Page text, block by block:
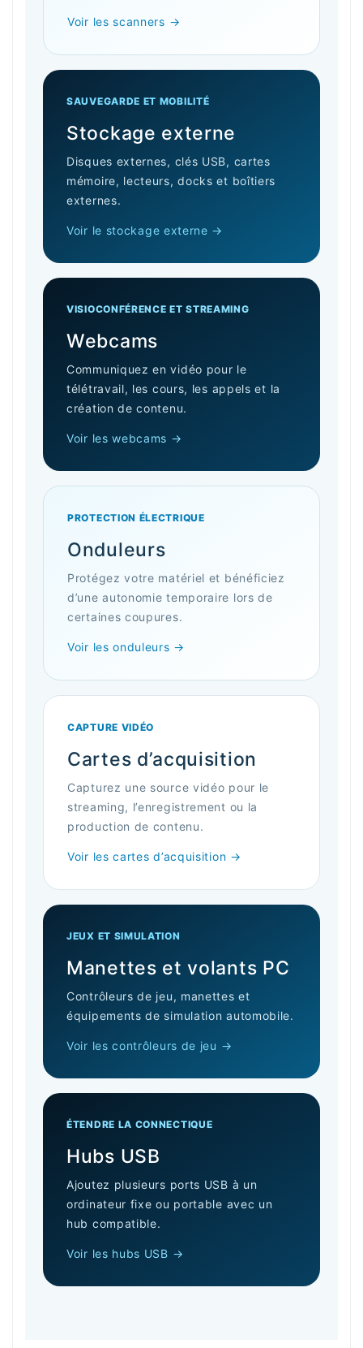
Voir les scanners →
SAUVEGARDE ET MOBILITÉ
Stockage externe
Disques externes, clés USB, cartes
mémoire, lecteurs, docks et boîtiers
externes.
Voir le stockage externe →
VISIOCONFÉRENCE ET STREAMING
Webcams
Communiquez en vidéo pour le
télétravail, les cours, les appels et la
création de contenu.
Voir les webcams →
PROTECTION ÉLECTRIQUE
Onduleurs
Protégez votre matériel et bénéficiez
d’une autonomie temporaire lors de
certaines coupures.
Voir les onduleurs →
CAPTURE VIDÉO
Cartes d’acquisition
Capturez une source vidéo pour le
streaming, l’enregistrement ou la
production de contenu.
Voir les cartes d’acquisition →
JEUX ET SIMULATION
Manettes et volants PC
Contrôleurs de jeu, manettes et
équipements de simulation automobile.
Voir les contrôleurs de jeu →
ÉTENDRE LA CONNECTIQUE
Hubs USB
Ajoutez plusieurs ports USB à un
ordinateur fixe ou portable avec un
hub compatible.
Voir les hubs USB →